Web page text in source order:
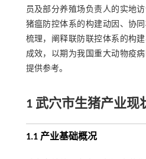
员及部分养殖场负责人的实地
猪瘟防控体系的构建动因、协
梳理，阐释联防联控体系的构
成效，以期为我国重大动物疫
提供参考。
1 武穴市生猪产业现
1.1 产业基础概况